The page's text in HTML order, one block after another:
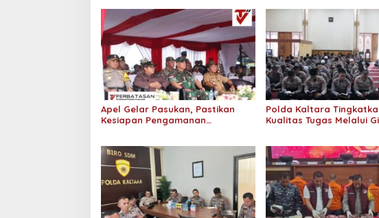
Apel Gelar Pasukan, Pastikan
Kesiapan Pengamanan
Polda Kaltara
Kualitas Tugas Melalui